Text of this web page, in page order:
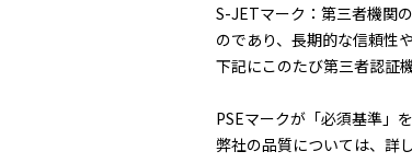
S-JETマーク：第三者機関
のであり、長期的な信頼性
下記にこのたび第三者認証
PSEマークが「必須基準」
弊社の品質については、詳